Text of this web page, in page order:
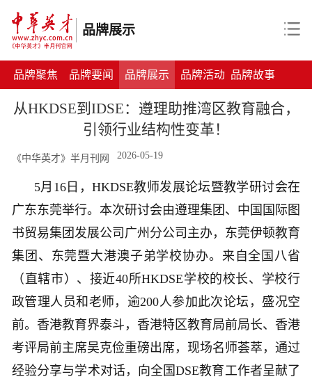
品牌展示
品牌聚焦 品牌要闻 品牌展示 品牌活动 品牌故事
从HKDSE到IDSE：遵理助推湾区教育融合，
引领行业结构性变革！
《中华英才》半月刊网 2026-05-19
5月16日，HKDSE教师发展论坛暨教学研讨会在
广东东莞举行。本次研讨会由遵理集团、中国国际图
书贸易集团发展公司广州分公司主办，东莞伊顿教育
集团、东莞暨大港澳子弟学校协办。来自全国八省
（直辖市）、接近40所HKDSE学校的校长、学校行
政管理人员和老师，逾200人参加此次论坛，盛况空
前。香港教育界泰斗，香港特区教育局前局长、香港
考评局前主席吴克俭重磅出席，现场名师荟萃，通过
经验分享与学术对话，向全国DSE教育工作者呈献了